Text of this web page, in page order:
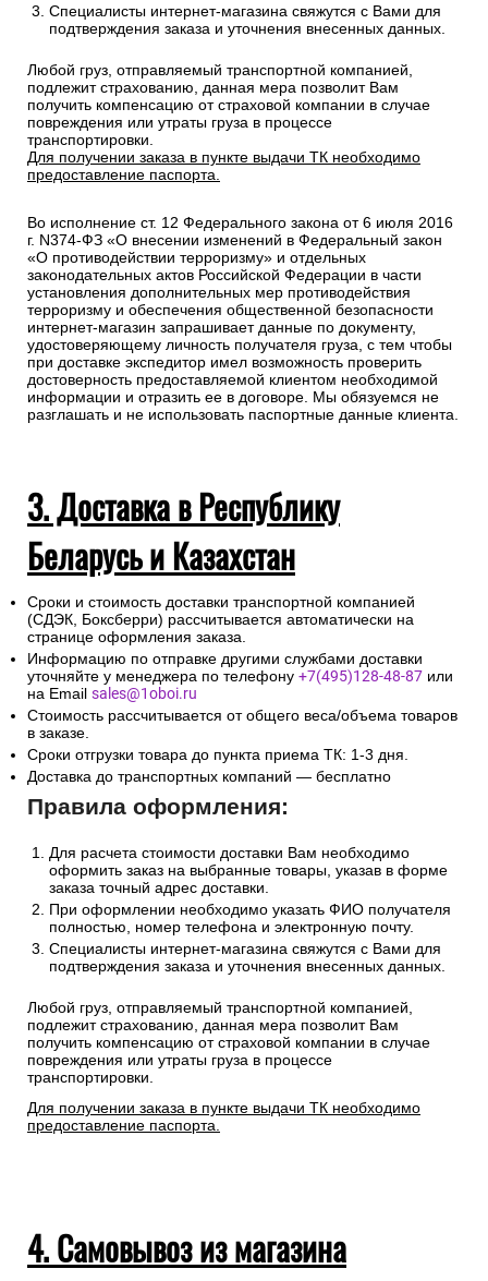
Специалисты интернет-магазина свяжутся с Вами для
подтверждения заказа и уточнения внесенных данных.
Любой груз, отправляемый транспортной компанией,
подлежит страхованию, данная мера позволит Вам
получить компенсацию от страховой компании в случае
повреждения или утраты груза в процессе
транспортировки.
Для получении заказа в пункте выдачи ТК необходимо
предоставление паспорта.
Во исполнение ст. 12 Федерального закона от 6 июля 2016
г. N374-ФЗ «О внесении изменений в Федеральный закон
«О противодействии терроризму» и отдельных
законодательных актов Российской Федерации в части
установления дополнительных мер противодействия
терроризму и обеспечения общественной безопасности
интернет-магазин запрашивает данные по документу,
удостоверяющему личность получателя груза, с тем чтобы
при доставке экспедитор имел возможность проверить
достоверность предоставляемой клиентом необходимой
информации и отразить ее в договоре. Мы обязуемся не
разглашать и не использовать паспортные данные клиента.
3. Доставка в Республику
Беларусь и Казахстан
Сроки и стоимость доставки транспортной компанией
(СДЭК, Боксберри) рассчитывается автоматически на
странице оформления заказа.
Информацию по отправке другими службами доставки
уточняйте у менеджера по телефону +7(495)128-48-87 или
на Email sales@1oboi.ru
Стоимость рассчитывается от общего веса/объема товаров
в заказе.
Сроки отгрузки товара до пункта приема ТК: 1-3 дня.
Доставка до транспортных компаний — бесплатно
Правила оформления:
Для расчета стоимости доставки Вам необходимо
оформить заказ на выбранные товары, указав в форме
заказа точный адрес доставки.
При оформлении необходимо указать ФИО получателя
полностью, номер телефона и электронную почту.
Специалисты интернет-магазина свяжутся с Вами для
подтверждения заказа и уточнения внесенных данных.
Любой груз, отправляемый транспортной компанией,
подлежит страхованию, данная мера позволит Вам
получить компенсацию от страховой компании в случае
повреждения или утраты груза в процессе
транспортировки.
Для получении заказа в пункте выдачи ТК необходимо
предоставление паспорта.
4. Самовывоз из магазина